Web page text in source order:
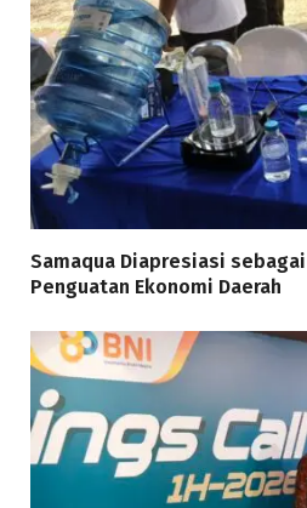
Samaqua Diapresiasi
Penguatan Ekonomi Daerah